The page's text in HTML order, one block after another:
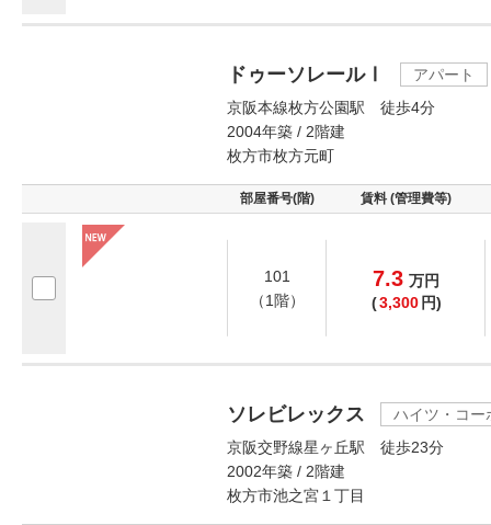
ドゥーソレールⅠ
アパート
京阪本線枚方公園駅 徒歩4分
2004年築 / 2階建
枚方市枚方元町
部屋番号(階) 賃料 (管理費等)
101
（1階）
7.3 万円
(3,300 円)
ソレビレックス
ハイツ・コー
京阪交野線星ヶ丘駅 徒歩23分
2002年築 / 2階建
枚方市池之宮１丁目